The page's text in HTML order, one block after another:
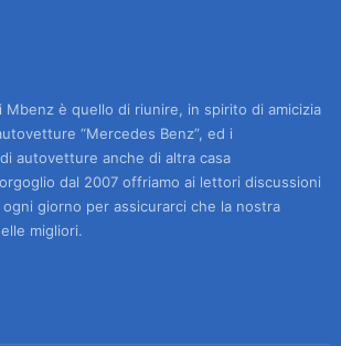
Mbenz è quello di riunire, in spirito di amicizia
“Mercedes Benz”, ed i
autovetture anche di altra casa
dal 2007 offriamo ai lettori discussioni
ogni giorno per assicurarci che la nostra
migliori.